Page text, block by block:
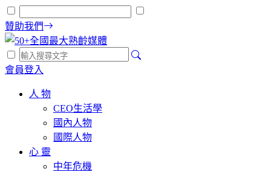
贊助我們
會員登入
人 物
CEO生活學
國內人物
國際人物
心 靈
中年危機